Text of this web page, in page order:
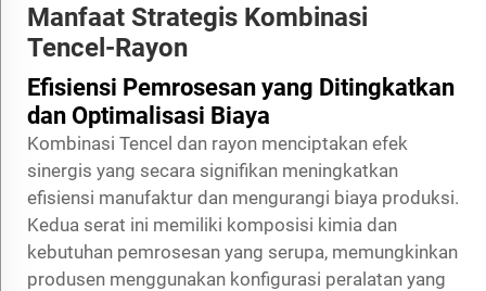
Manfaat Strategis Kombinasi
Tencel-Rayon
Efisiensi Pemrosesan yang Ditingkatkan
dan Optimalisasi Biaya
Kombinasi Tencel dan rayon menciptakan efek
sinergis yang secara signifikan meningkatkan
efisiensi manufaktur dan mengurangi biaya produksi.
Kedua serat ini memiliki komposisi kimia dan
kebutuhan pemrosesan yang serupa, memungkinkan
produsen menggunakan konfigurasi peralatan yang